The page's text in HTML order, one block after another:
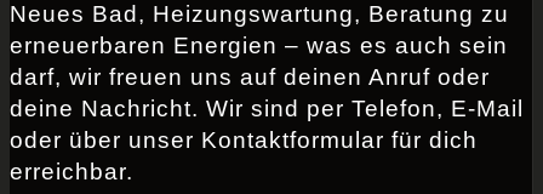
Neues Bad, Heizungswartung, Beratung zu
erneuerbaren Energien – was es auch sein
darf, wir freuen uns auf deinen Anruf oder
deine Nachricht. Wir sind per Telefon, E-Mail
oder über unser Kontaktformular für dich
erreichbar.